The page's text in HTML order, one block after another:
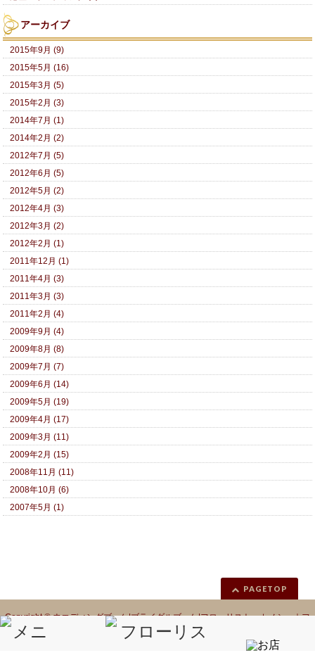
アーカイブ
2015年9月 (9)
2015年5月 (16)
2015年3月 (5)
2015年2月 (3)
2014年7月 (1)
2014年2月 (2)
2012年7月 (5)
2012年6月 (5)
2012年5月 (2)
2012年4月 (3)
2012年3月 (2)
2012年2月 (1)
2011年12月 (1)
2011年4月 (3)
2011年3月 (3)
2011年2月 (4)
2009年9月 (4)
2009年8月 (8)
2009年7月 (7)
2009年6月 (14)
2009年5月 (19)
2009年4月 (17)
2009年3月 (11)
2009年2月 (15)
2008年11月 (11)
2008年10月 (6)
2007年5月 (1)
PAGETOP
Copyright ©ウエディングブーケ|ブライダルブーケ|フローリスト カノシェ｜フ
ラワーギフト｜花ギフト｜花カノシェ話題All Rights Reserved.